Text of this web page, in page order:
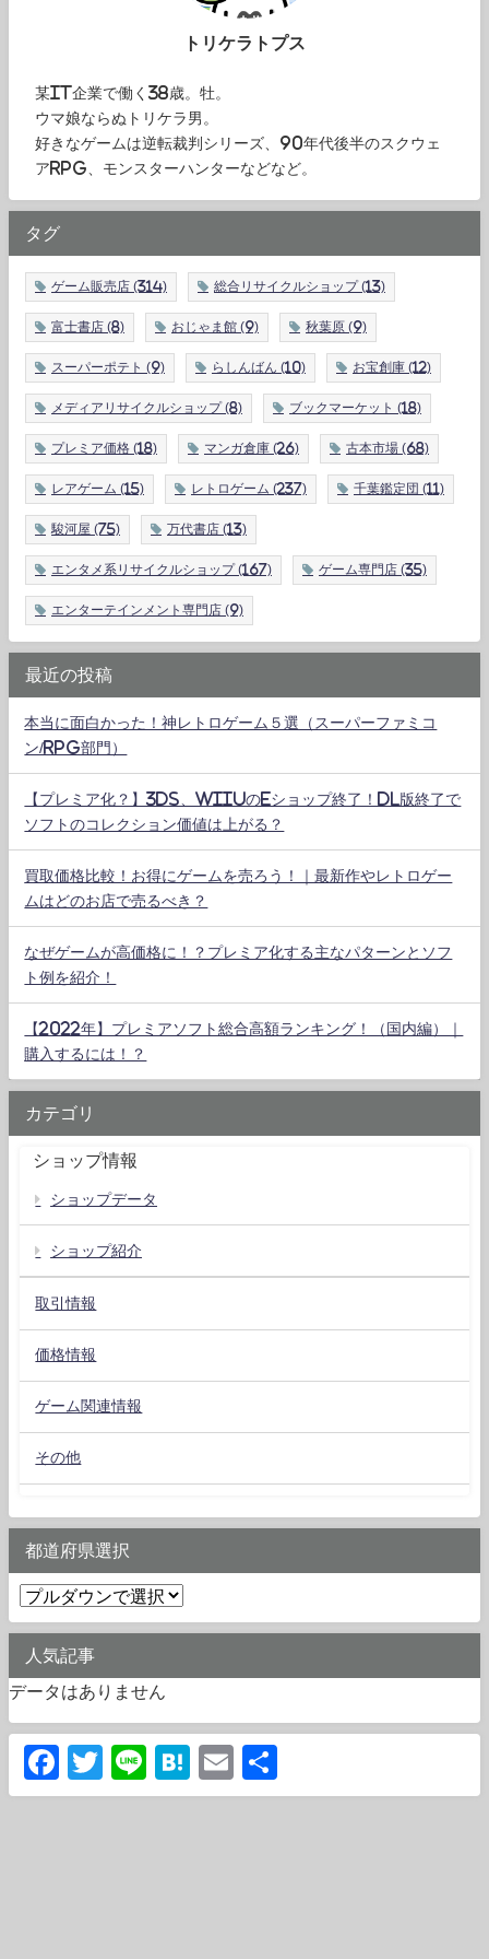
トリケラトプス
某IT企業で働く38歳。牡。
ウマ娘ならぬトリケラ男。
好きなゲームは逆転裁判シリーズ、90年代後半のスクウェ
アRPG、モンスターハンターなどなど。
タグ
ゲーム販売店 (314) 総合リサイクルショップ (13)
富士書店 (8) おじゃま館 (9) 秋葉原 (9)
スーパーポテト (9) らしんばん (10) お宝創庫 (12)
メディアリサイクルショップ (8) ブックマーケット (18)
プレミア価格 (18) マンガ倉庫 (26) 古本市場 (68)
レアゲーム (15) レトロゲーム (237) 千葉鑑定団 (11)
駿河屋 (75) 万代書店 (13)
エンタメ系リサイクルショップ (167) ゲーム専門店 (35)
エンターテインメント専門店 (9)
最近の投稿
本当に面白かった！神レトロゲーム５選（スーパーファミコ
ン/RPG部門）
【プレミア化？】3DS、WiiUのeショップ終了！DL版終了で
ソフトのコレクション価値は上がる？
買取価格比較！お得にゲームを売ろう！｜最新作やレトロゲー
ムはどのお店で売るべき？
なぜゲームが高価格に！？プレミア化する主なパターンとソフ
ト例を紹介！
【2022年】プレミアソフト総合高額ランキング！（国内編）｜
購入するには！？
カテゴリ
ショップ情報
ショップデータ
ショップ紹介
取引情報
価格情報
ゲーム関連情報
その他
都道府県選択
人気記事
データはありません
Facebook
Twitter
LineHatena
Email
有